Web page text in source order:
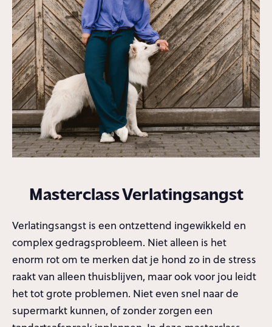
Masterclass Verlatingsangst
Verlatingsangst is een ontzettend ingewikkeld en
complex gedragsprobleem. Niet alleen is het
enorm rot om te merken dat je hond zo in de stress
raakt van alleen thuisblijven, maar ook voor jou leidt
het tot grote problemen. Niet even snel naar de
supermarkt kunnen, of zonder zorgen een